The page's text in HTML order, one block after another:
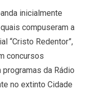
inicialmente
compuseram a
“Cristo Redentor”,
concursos
da Rádio
no extinto Cidade